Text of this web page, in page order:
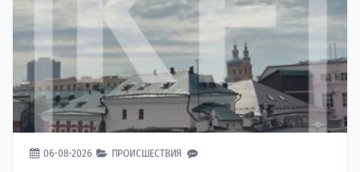
06-08-2026 ПРОИСШЕСТВИЯ